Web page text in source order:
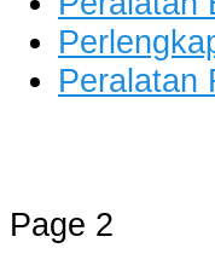
Peralatan
Distributor
Jual Alat
Page 2